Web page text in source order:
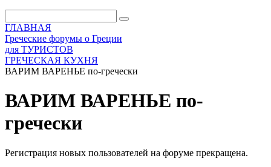
ГЛАВНАЯ
Греческие форумы о Греции
для ТУРИСТОВ
ГРЕЧЕСКАЯ КУХНЯ
ВАРИМ ВАРЕНЬЕ по-гречески
ВАРИМ ВАРЕНЬЕ по-
гречески
Регистрация новых пользователей на форуме прекращена.